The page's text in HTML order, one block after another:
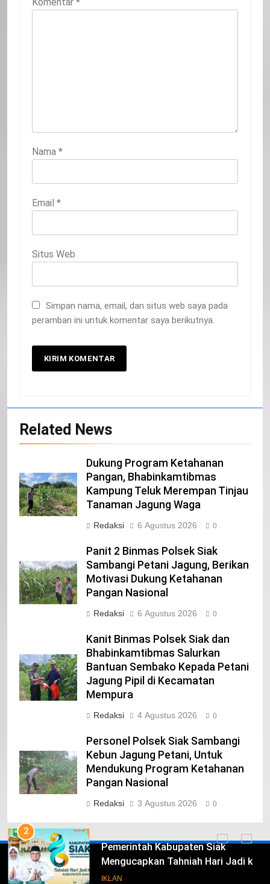
Nama *
Email *
Situs Web
Simpan nama, email, dan situs web saya pada
peramban ini untuk komentar saya berikutnya.
Related News
Dukung Program Ketahanan
Pangan, Bhabinkamtibmas
Kampung Teluk Merempan Tinjau
Tanaman Jagung Waga
Redaksi 6 Agustus 2026 0
Panit 2 Binmas Polsek Siak
Sambangi Petani Jagung, Berikan
Motivasi Dukung Ketahanan
Pangan Nasional
Redaksi 6 Agustus 2026 0
Kanit Binmas Polsek Siak dan
Bhabinkamtibmas Salurkan
Bantuan Sembako Kepada Petani
Jagung Pipil di Kecamatan
Mempura
Redaksi 4 Agustus 2026 0
Personel Polsek Siak Sambangi
Kebun Jagung Petani, Untuk
Mendukung Program Ketahanan
Pangan Nasional
Redaksi 3 Agustus 2026 0
Iklan
20
Selamat Hari Kebangkitan Nasional
IKLAN
21
IKLAN
22
NORMAN SILITONGA CALEG DPRD
IKLAN
23
NURGARAHA HARPAL NOVTEN, SH
CALON ANGGOTA DPRD PROVINSI
DKI JAKARTA
IKLAN
1
Pimpinan Beserta Anggota DPRD
Kabupaten Siak Mengucapkan
IKLAN
2
Pemerintah Kabupaten Siak
Mengucapkan Tahniah Hari Jadi ke-
26 Kabupaten Siak
IKLAN